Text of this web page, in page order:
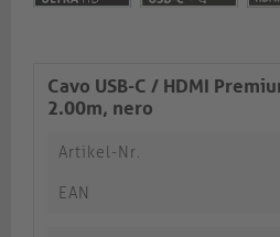
Cavo USB-C / HDMI
2.00m, nero
Artikel-Nr.
EAN